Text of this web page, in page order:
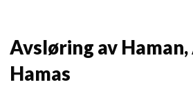
Avsløring av
Hamas